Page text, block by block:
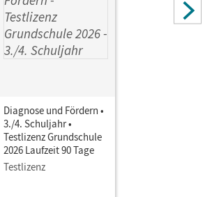
Diagnose und Fördern •
3./4. Schuljahr •
Testlizenz Grundschule
2026 Laufzeit 90 Tage
Testlizenz